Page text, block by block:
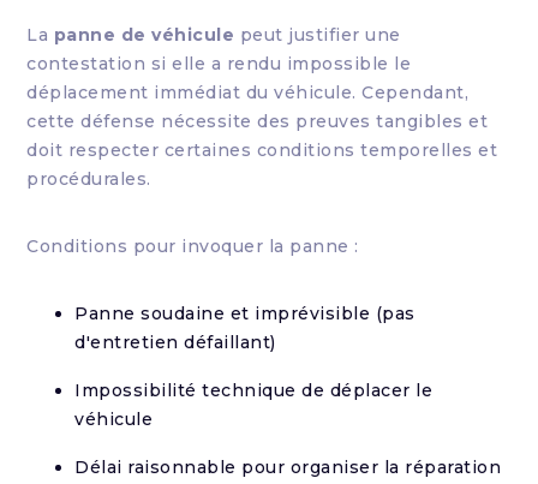
La panne de véhicule peut justifier une
contestation si elle a rendu impossible le
déplacement immédiat du véhicule. Cependant,
cette défense nécessite des preuves tangibles et
doit respecter certaines conditions temporelles et
procédurales.
Conditions pour invoquer la panne :
Panne soudaine et imprévisible (pas
d'entretien défaillant)
Impossibilité technique de déplacer le
véhicule
Délai raisonnable pour organiser la réparation